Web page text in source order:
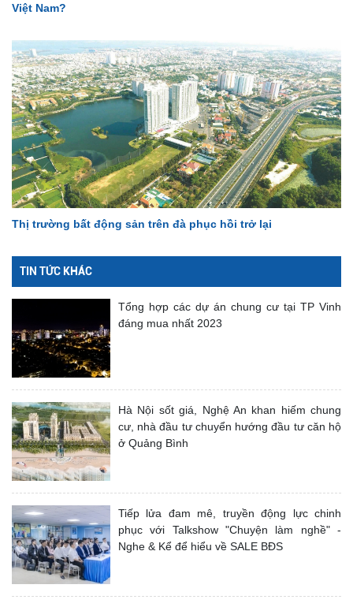
Việt Nam?
Thị trường bất động sản trên đà phục hồi trở lại
TIN TỨC KHÁC
Tổng hợp các dự án chung cư tại TP Vinh
đáng mua nhất 2023
Hà Nội sốt giá, Nghệ An khan hiếm chung
cư, nhà đầu tư chuyển hướng đầu tư căn hộ
ở Quảng Bình
Tiếp lửa đam mê, truyền động lực chinh
phục với Talkshow "Chuyện làm nghề" -
Nghe & Kể để hiểu về SALE BĐS